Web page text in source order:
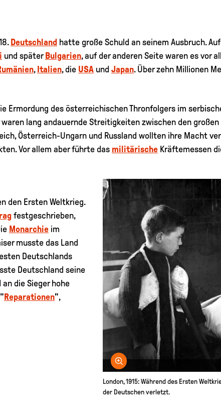
Deutschland hatte große Schuld an seinem Ausbruch.
und späterBulgarien, auf der anderen Seite waren es vor
, Italien, die USA und Japan. Über zehn Millionen
Ermordung des österreichischen Thronfolgers im
waren lang andauernde Streitigkeiten zwischen den großen
Österreich-Ungarn und Russland wollten ihre Macht
Vor allem aber führte das militärische Kräftemessen
Bild vergrößern
London, 1915: Während des Ersten
der Deutschen verletzt.
den Ersten Weltkrieg.
festgeschrieben,
Monarchie im
musste das Land
Deutschlands
Deutschland seine
die Sieger hohe
Reparationen",